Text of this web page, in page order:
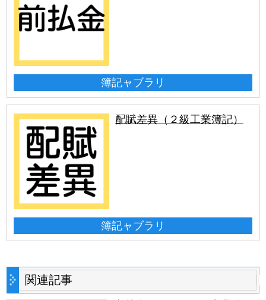
簿記ャブラリ
配賦差異（２級工業簿記）
簿記ャブラリ
関連記事